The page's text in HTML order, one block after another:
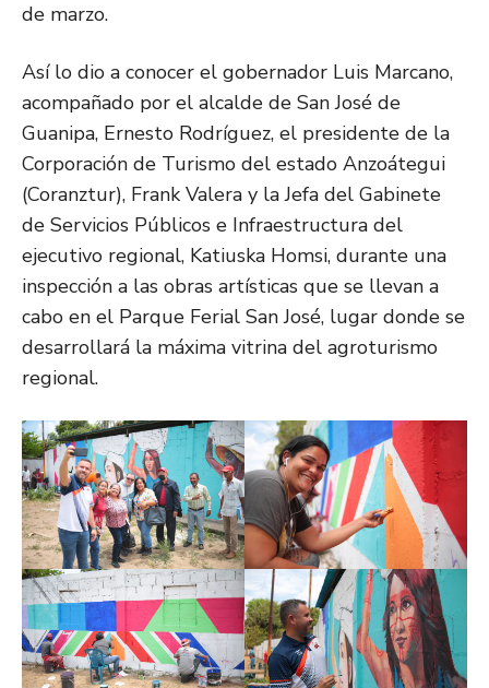
de marzo.
Así lo dio a conocer el gobernador Luis Marcano,
acompañado por el alcalde de San José de
Guanipa, Ernesto Rodríguez, el presidente de la
Corporación de Turismo del estado Anzoátegui
(Coranztur), Frank Valera y la Jefa del Gabinete
de Servicios Públicos e Infraestructura del
ejecutivo regional, Katiuska Homsi, durante una
inspección a las obras artísticas que se llevan a
cabo en el Parque Ferial San José, lugar donde se
desarrollará la máxima vitrina del agroturismo
regional.